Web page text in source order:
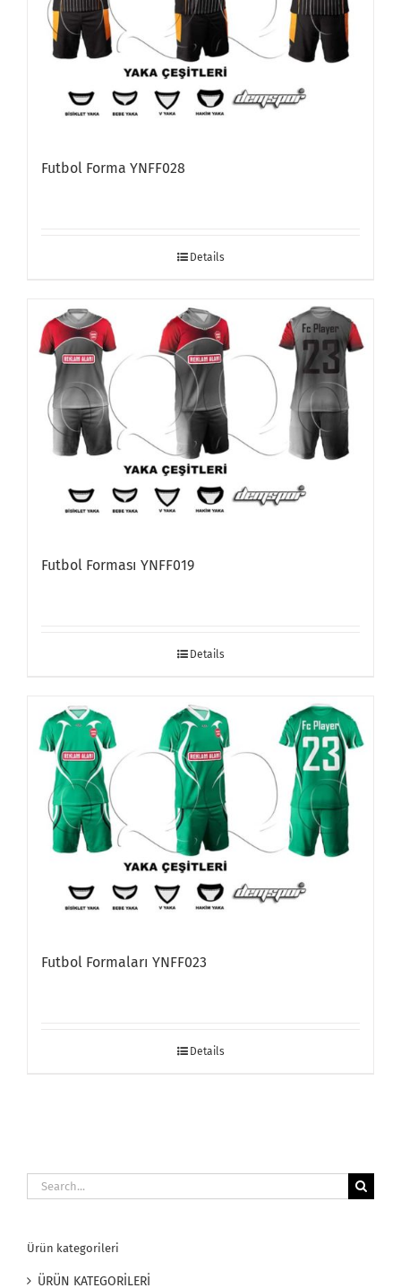
Futbol Forma YNFF028
Details
Futbol Forması YNFF019
Details
Futbol Formaları YNFF023
Details
Search
for:
Ürün kategorileri
ÜRÜN KATEGORİLERİ